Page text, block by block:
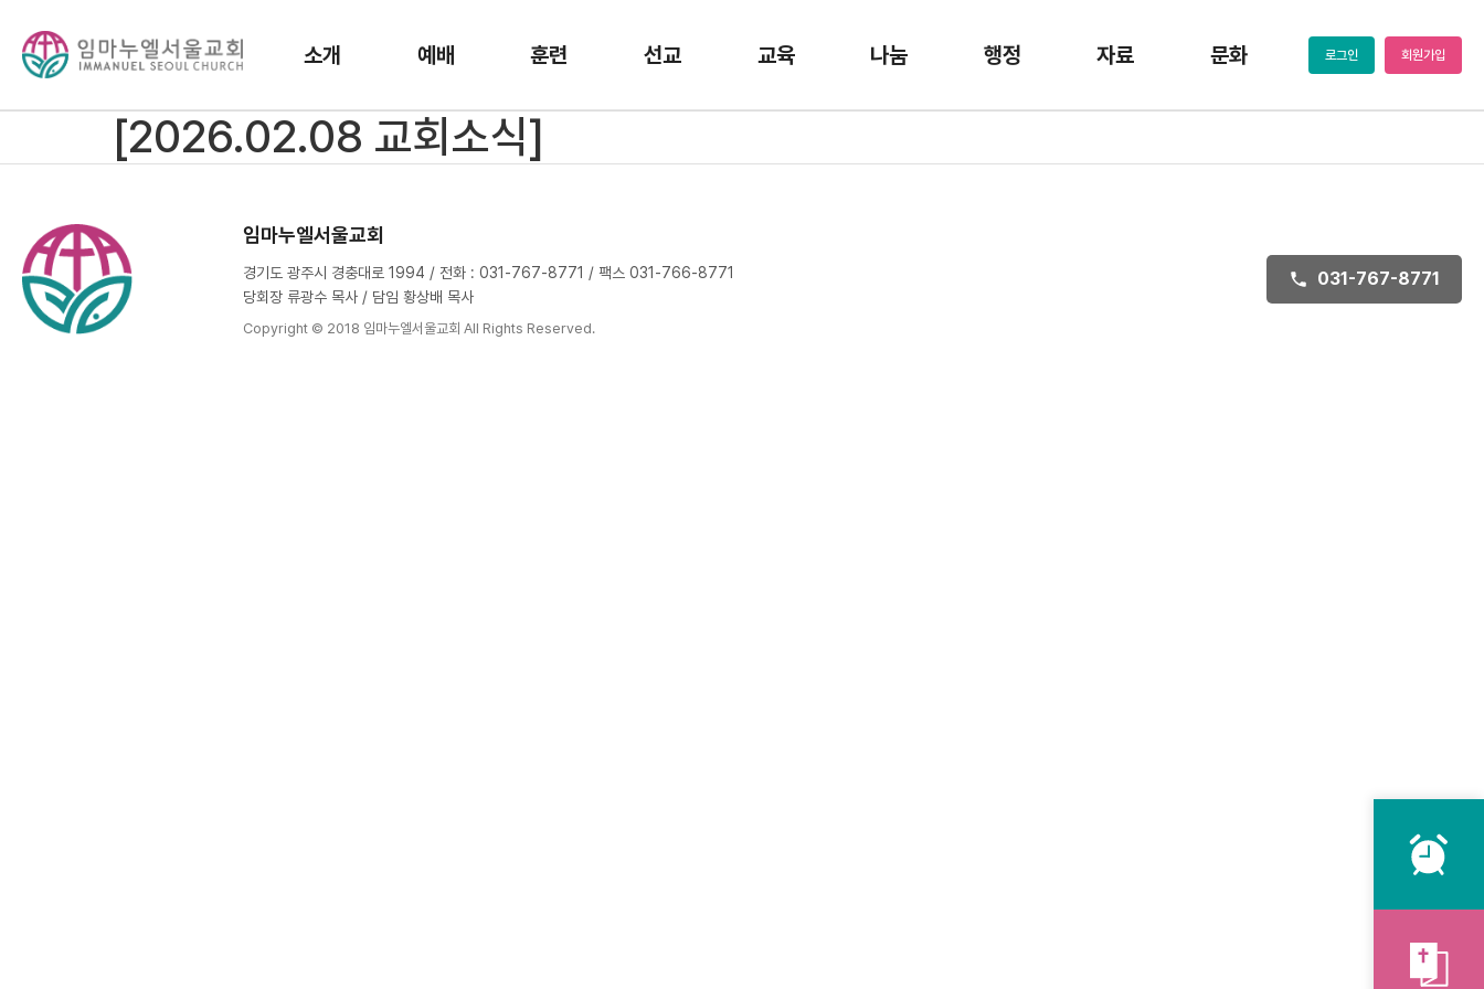
소개 예배 훈련 선교 교육 나눔 행정 자료 문화 로그인 회원가입
[2026.02.08 교회소식]
임마누엘서울교회
경기도 광주시 경충대로 1994 / 전화 : 031-767-8771 / 팩스 031-766-8771
당회장 류광수 목사 / 담임 황상배 목사
Copyright © 2018 임마누엘서울교회 All Rights Reserved.
031-767-8771